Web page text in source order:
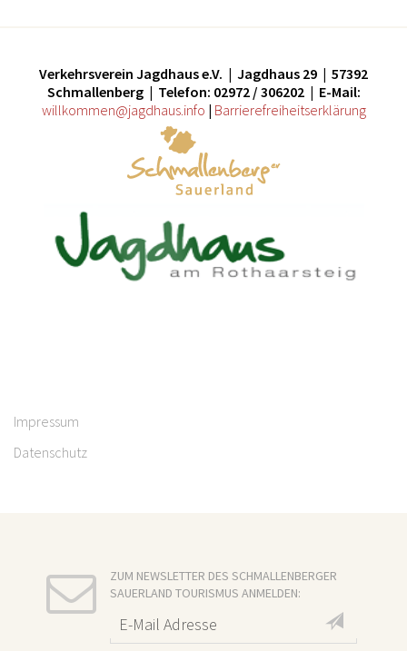
Verkehrsverein Jagdhaus e.V. | Jagdhaus 29 | 57392
Schmallenberg | Telefon: 02972 / 306202 | E-Mail:
willkommen@jagdhaus.info | Barrierefreiheitserklärung
Impressum
Datenschutz
ZUM NEWSLETTER DES SCHMALLENBERGER
SAUERLAND TOURISMUS ANMELDEN: